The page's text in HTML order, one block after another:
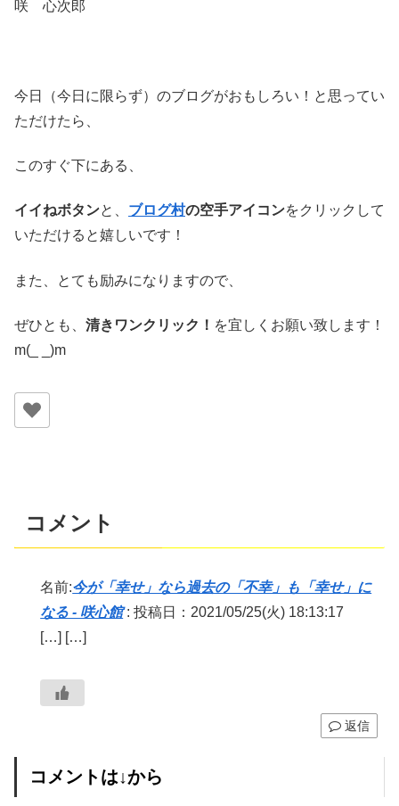
咲 心次郎
今日（今日に限らず）のブログがおもしろい！と思ってい
ただけたら、
このすぐ下にある、
イイねボタンと、 ブログ村の空手アイコンをクリックして
いただけると嬉しいです！
また、とても励みになりますので、
ぜひとも、 清きワンクリック！ を宜しくお願い致します！
m(_ _)m
コメント
名前:今が「幸せ」なら過去の「不幸」も「幸せ」に
なる - 咲心館: 投稿日：2021/05/25(火) 18:13:17
[…] […]
返信
コメントは↓から